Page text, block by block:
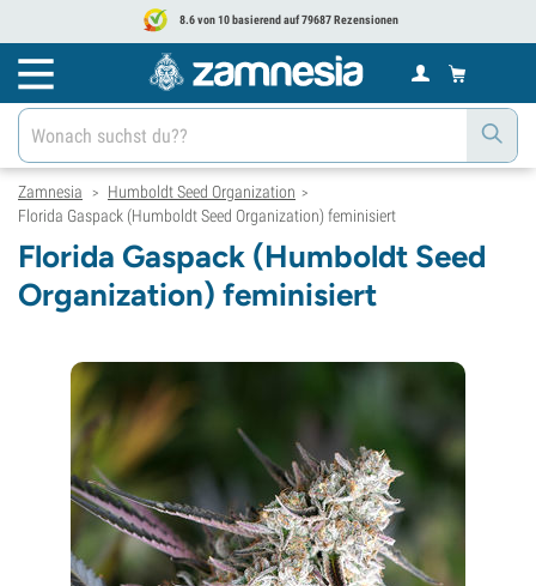
8.6 von 10 basierend auf 79687 Rezensionen
Zamnesia > Humboldt Seed Organization >
Florida Gaspack (Humboldt Seed Organization) feminisiert
Florida Gaspack (Humboldt Seed
Organization) feminisiert